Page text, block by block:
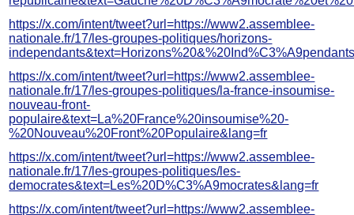
https://x.com/intent/tweet?url=https://www2.assemblee-
nationale.fr/17/les-groupes-politiques/horizons-
https://x.com/intent/tweet?url=https://www2.assemblee-
nationale.fr/17/les-groupes-politiques/la-france-insoumise-
nouveau-front-
populaire&text=La%20France%20insoumise%20-
%20Nouveau%20Front%20Populaire&lang=fr
https://x.com/intent/tweet?url=https://www2.assemblee-
nationale.fr/17/les-groupes-politiques/les-
democrates&text=Les%20D%C3%A9mocrates&lang=fr
https://x.com/intent/tweet?url=https://www2.assemblee-